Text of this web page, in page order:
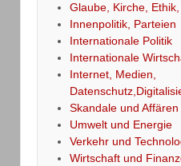
Glaube, Kirche,
Innenpolitik, Parteien
Internationale Politik
Internationale
Internet, Medien,
Skandale und Affären
Umwelt und Energie
Verkehr und
Wirtschaft und